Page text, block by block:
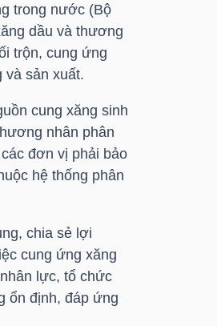
trong nước (Bộ
dầu và thương
trộn, cung ứng
và sản xuất.
cung xăng sinh
nhân phân
đơn vị phải bảo
hệ thống phân
chia sẻ lợi
cung ứng xăng
lực, tổ chức
ổn định, đáp ứng